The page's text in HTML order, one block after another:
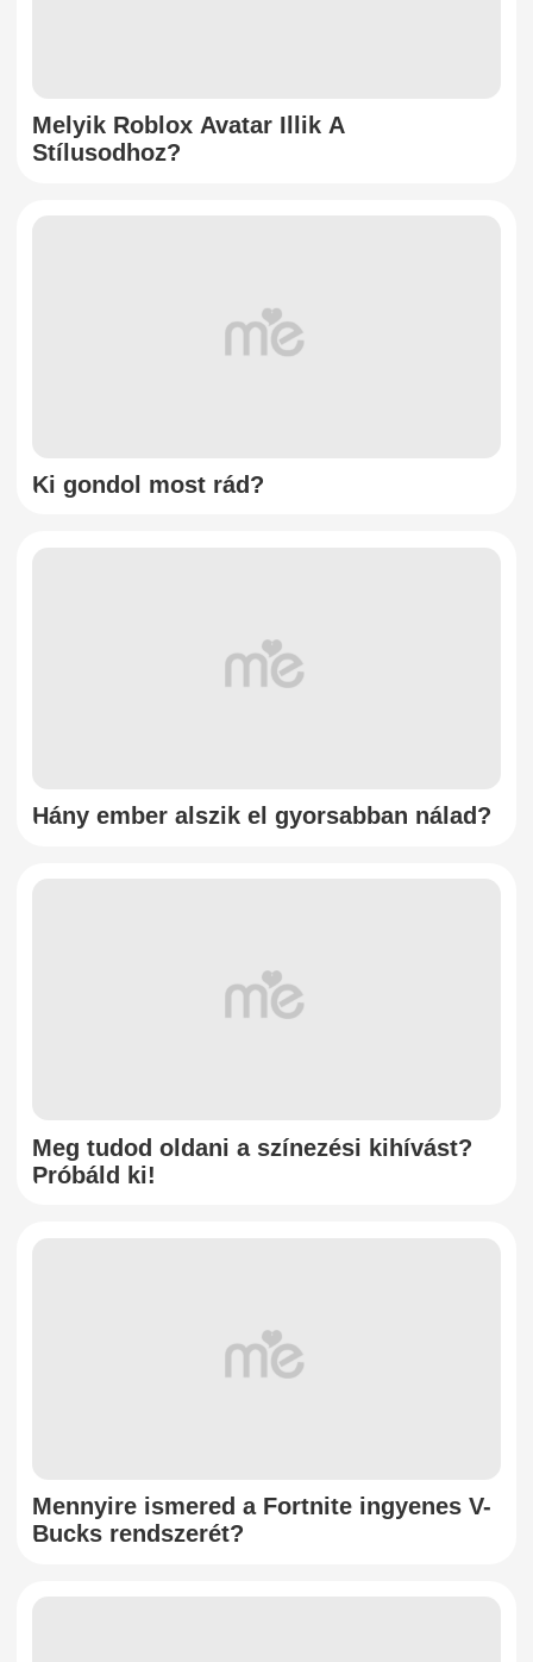
Melyik Roblox Avatar Illik A
Stílusodhoz?
Ki gondol most rád?
Hány ember alszik el gyorsabban nálad?
Meg tudod oldani a színezési kihívást?
Próbáld ki!
Mennyire ismered a Fortnite ingyenes V-
Bucks rendszerét?